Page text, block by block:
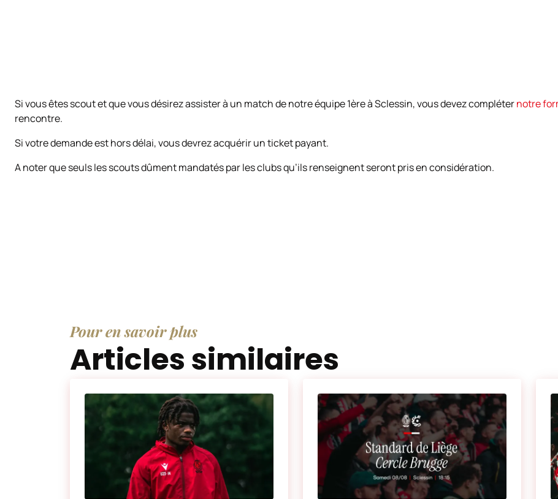
Si vous êtes scout et que vous désirez assister à un match de notre équipe 1ère à Sclessin, vous devez compléternotre
rencontre.
Si votre demande est hors délai, vous devrez acquérir un ticket payant.
A noter que seuls les scouts dûment mandatés par les clubs qu’ils renseignent seront pris en considération.
Pour en savoir plus
Articles similaires